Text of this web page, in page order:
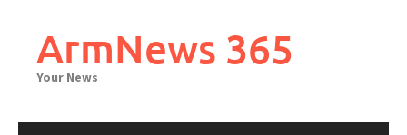
contentArmNews 365
Your News